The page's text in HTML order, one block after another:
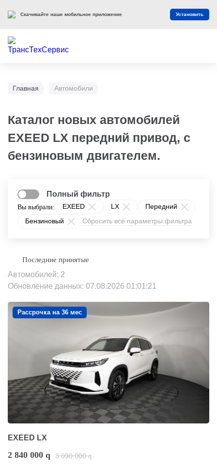
Главная Автомобили
Каталог новых автомобилей
EXEED LX передний привод, с
бензиновым двигателем.
Вы выбрали: EXEED LX
Передний
Бензиновый
Сбросить все параметры фильтра
Полный фильтр
Автомобилей: 2
Обновление данных: 07.08.2026 01:01:21
Рассрочка на 36 мес
EXEED LX
2 840 000 q 3 090 000 q
Скачивайте наше мобильное приложение Установить